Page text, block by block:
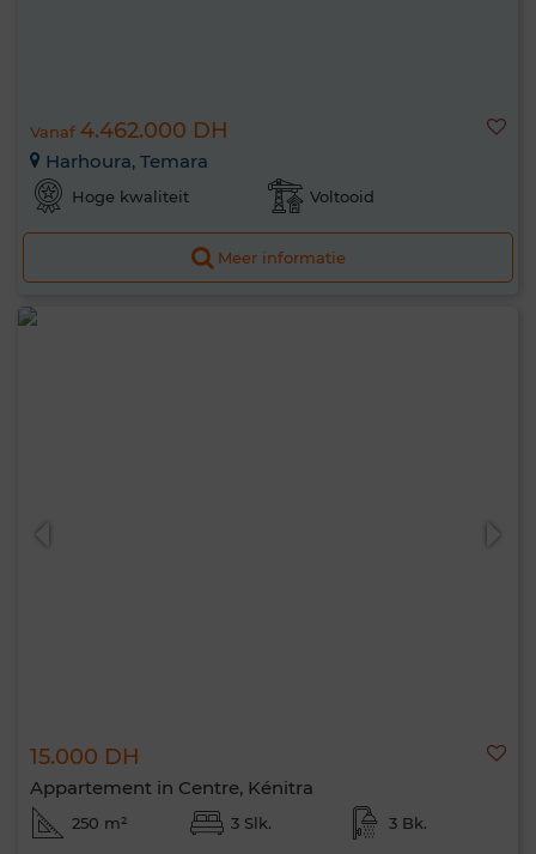
Vanaf 4.462.000 DH
Harhoura, Temara
Hoge kwaliteit Voltooid
Meer informatie
15.000 DH
Appartement in Centre, Kénitra
250 m² 3 Slk. 3 Bk.